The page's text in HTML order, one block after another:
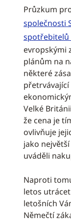
Průzkum
společnosti
spotřebitelů
evropskými
plánům na
některé
Velké
že cena je
ovlivňuje
jako
uváděli
Naproti
letos
letošních
Němečtí